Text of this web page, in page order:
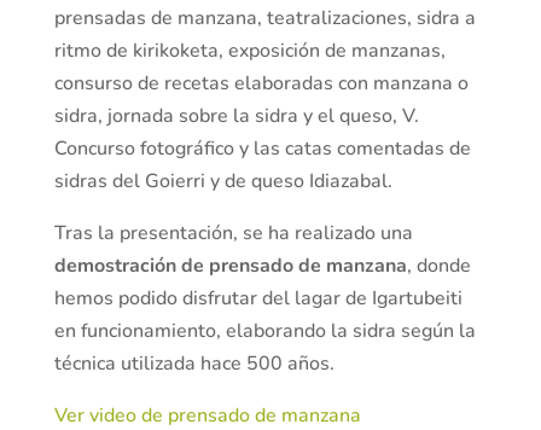
prensadas de manzana, teatralizaciones, sidra a
ritmo de kirikoketa, exposición de manzanas,
consurso de recetas elaboradas con manzana o
sidra, jornada sobre la sidra y el queso, V.
Concurso fotográfico y las catas comentadas de
sidras del Goierri y de queso Idiazabal.
Tras la presentación, se ha realizado una
demostración de prensado de manzana, donde
hemos podido disfrutar del lagar de Igartubeiti
en funcionamiento, elaborando la sidra según la
técnica utilizada hace 500 años.
Ver video de prensado de manzana